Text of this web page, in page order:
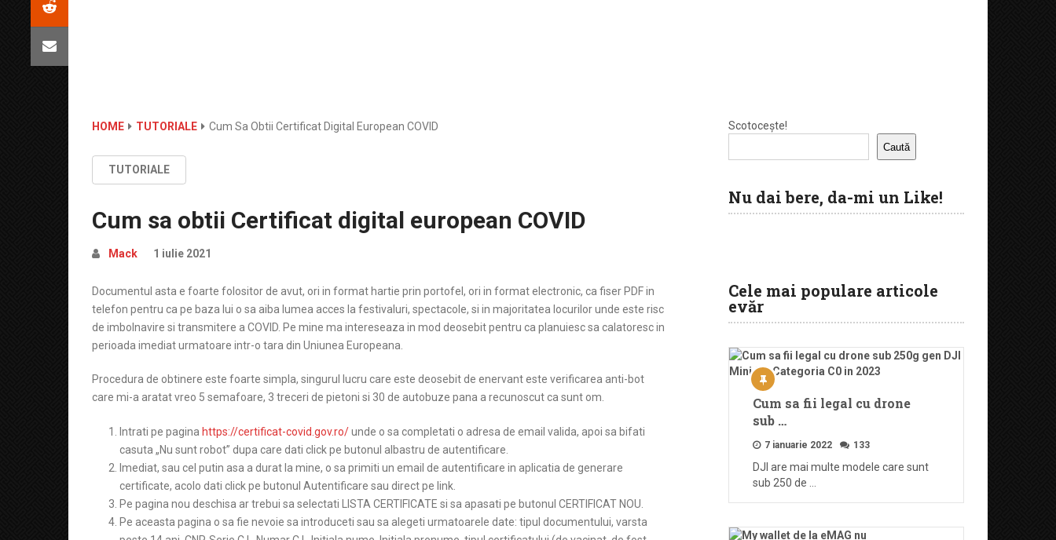
HOME TUTORIALE Cum Sa Obtii Certificat Digital European COVID
TUTORIALE
Cum sa obtii Certificat digital european COVID
Mack 1 iulie 2021
Documentul asta e foarte folositor de avut, ori in format hartie prin portofel, ori in format electronic, ca fiser PDF in
telefon pentru ca pe baza lui o sa aiba lumea acces la festivaluri, spectacole, si in majoritatea locurilor unde este risc
de imbolnavire si transmitere a COVID. Pe mine ma intereseaza in mod deosebit pentru ca planuiesc sa calatoresc in
perioada imediat urmatoare intr-o tara din Uniunea Europeana.
Procedura de obtinere este foarte simpla, singurul lucru care este deosebit de enervant este verificarea anti-bot
care mi-a aratat vreo 5 semafoare, 3 treceri de pietoni si 30 de autobuze pana a recunoscut ca sunt om.
Intrati pe pagina https://certificat-covid.gov.ro/unde o sa completati o adresa de email valida, apoi sa bifati
casuta „Nu sunt robot” dupa care dati click pe butonul albastru de autentificare.
Imediat, sau cel putin asa a durat la mine, o sa primiti un email de autentificare in aplicatia de generare
certificate, acolo dati click pe butonul Autentificare sau direct pe link.
Pe pagina nou deschisa ar trebui sa selectati LISTA CERTIFICATE si sa apasati pe butonul CERTIFICAT NOU.
Pe aceasta pagina o sa fie nevoie sa introduceti sau sa alegeti urmatoarele date: tipul documentului, varsta
Scotocește!
Caută
Nu dai bere, da-mi un Like!
Cele mai populare articole
evăr
Cum sa fii legal cu drone
sub …
7 ianuarie 2022 133
DJI are mai multe modele care sunt
sub 250 de …